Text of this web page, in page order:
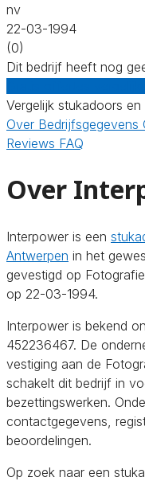
nv
22-03-1994
(0)
Dit bedrijf heeft nog
Vergelijk stukadoors en
Over Bedrijfsgegevens
Reviews FAQ
Over
Interpower is een
Antwerpen in het
gevestigd op
op 22-03-1994.
Interpower is bekend
452236467. De
vestiging aan de
schakelt dit bedrijf in
bezettingswerken.
contactgegevens,
beoordelingen.
Op zoek naar een